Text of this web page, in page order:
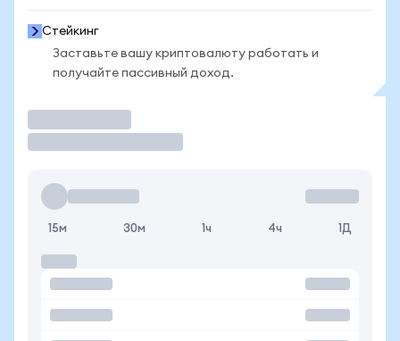
Стейкинг
Заставьте вашу криптовалюту работать и
получайте пассивный доход.
15м 30м 1ч 4ч 1Д